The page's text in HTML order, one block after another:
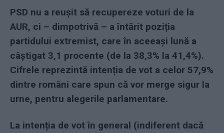
PSD nu a reușit să recupereze voturi de la
AUR, ci – dimpotrivă – a întărit poziția
partidului extremist, care în aceeași lună a
câștigat 3,1 procente (de la 38,3% la 41,4%).
Cifrele reprezintă intenția de vot a celor 57,9%
dintre români care spun că vor merge sigur la
urne, pentru alegerile parlamentare.
La intenția de vot în general (indiferent dacă